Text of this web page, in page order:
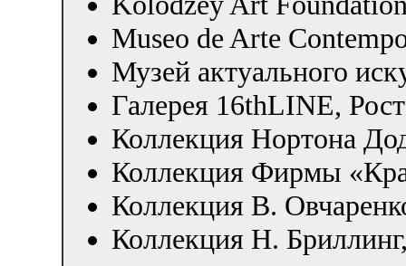
Museo de Arte
Музей актуального
Галерея 16thLINE,
Коллекция Нортона
Коллекция Фирмы
Коллекция В.
Коллекция Н.